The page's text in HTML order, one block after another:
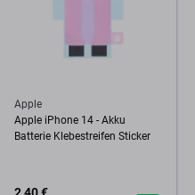
Apple
Apple iPhone 14 - Akku
Batterie Klebestreifen Sticker